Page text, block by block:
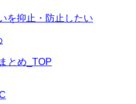
を抑止・防止したい
とめ_TOP